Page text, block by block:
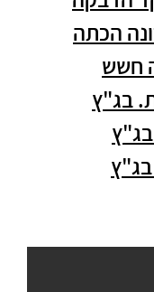
הכתה
חשש
בג"ץ
בג"ץ 6312/20, בג"ץ
בג"ץ 6859/20, בג"ץ